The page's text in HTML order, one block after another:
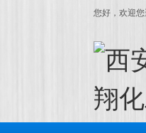
您好，欢迎